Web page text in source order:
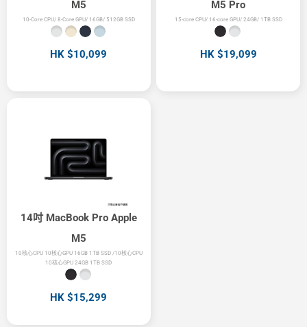
M5
10-Core CPU/ 8-Core GPU/ 16GB/ 512GB SSD
HK $10,099
M5 Pro
15‑core CPU/ 16‑core GPU/ 24GB/ 1TB SSD
HK $19,099
14吋 MacBook Pro Apple
M5
10核心CPU 10核心GPU 16GB 1TB SSD /10核心CPU
10核心GPU 24GB 1TB SSD
HK $15,299